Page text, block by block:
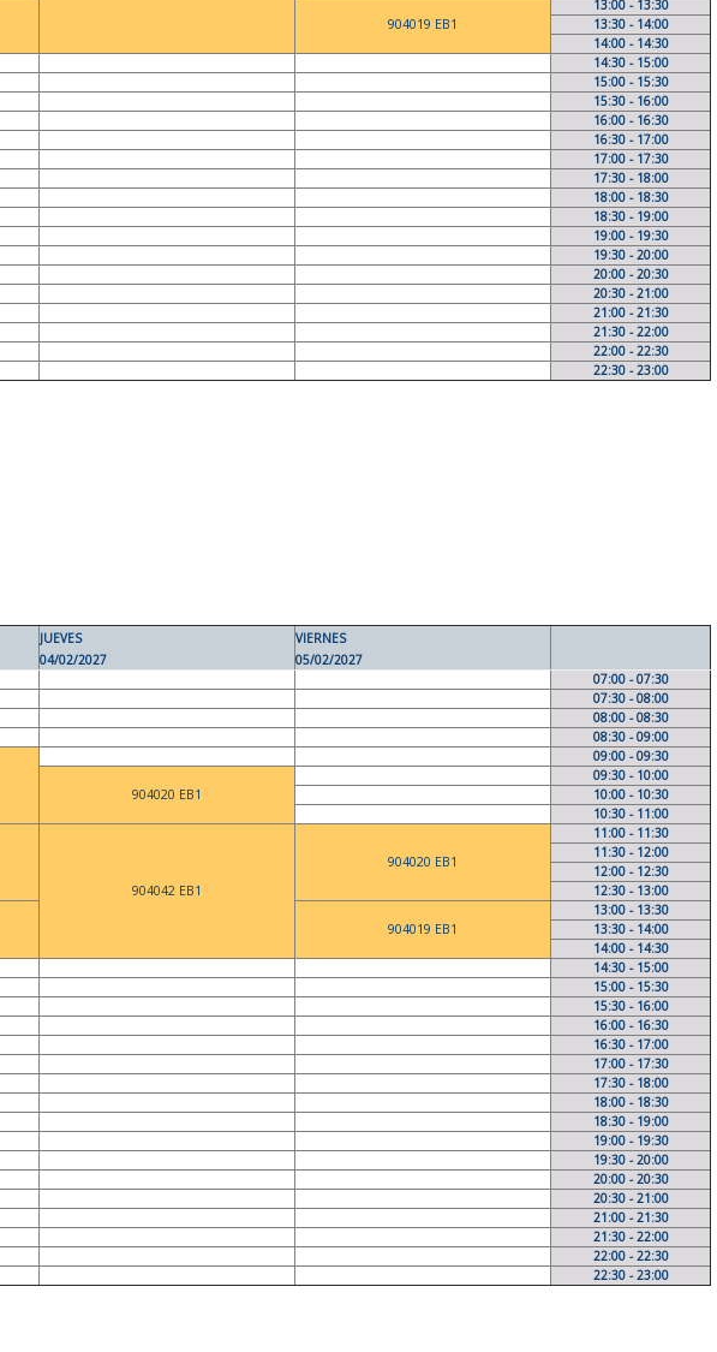
904019 EB1
13:00 - 13:30
13:30 - 14:00
14:00 - 14:30
14:30 - 15:00
15:00 - 15:30
15:30 - 16:00
16:00 - 16:30
16:30 - 17:00
17:00 - 17:30
17:30 - 18:00
18:00 - 18:30
18:30 - 19:00
19:00 - 19:30
19:30 - 20:00
20:00 - 20:30
20:30 - 21:00
21:00 - 21:30
21:30 - 22:00
22:00 - 22:30
22:30 - 23:00
JUEVES
04/02/2027
VIERNES
05/02/2027
07:00 - 07:30
07:30 - 08:00
08:00 - 08:30
08:30 - 09:00
09:00 - 09:30
904020 EB1
09:30 - 10:00
10:00 - 10:30
10:30 - 11:00
904042 EB1
904020 EB1
11:00 - 11:30
11:30 - 12:00
12:00 - 12:30
12:30 - 13:00
904019 EB1
13:00 - 13:30
13:30 - 14:00
14:00 - 14:30
14:30 - 15:00
15:00 - 15:30
15:30 - 16:00
16:00 - 16:30
16:30 - 17:00
17:00 - 17:30
17:30 - 18:00
18:00 - 18:30
18:30 - 19:00
19:00 - 19:30
19:30 - 20:00
20:00 - 20:30
20:30 - 21:00
21:00 - 21:30
21:30 - 22:00
22:00 - 22:30
22:30 - 23:00